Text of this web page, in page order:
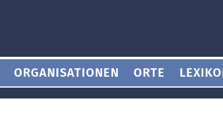
ORGANISATIONEN ORTE